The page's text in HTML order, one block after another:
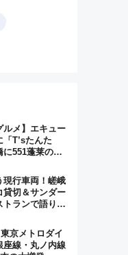
ルメ】エキュー
「T’sたんた
551蓬莱の
専門店「肉とた
ルメ続々登場！
】
現行車両！嵯峨
貸切＆サンダー
トランで語り合
と行く！9月13
道満喫ツア
京メトロダイ
座線・丸ノ内線